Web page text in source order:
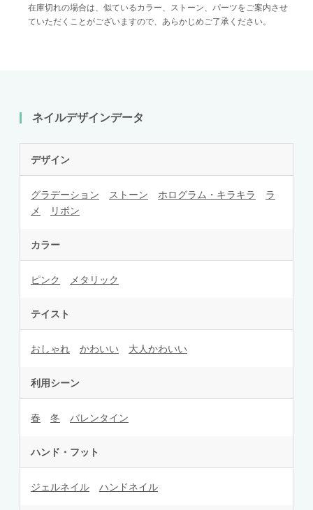
在庫切れの場合は、似ているカラー、ストーン、パーツをご案内させ
ていただくことがございますので、あらかじめご了承ください。
ネイルデザインデータ
デザイン
グラデーション ストーン ホログラム・キラキラ
ラ
メ
リボン
カラー
ピンク メタリック
テイスト
おしゃれ かわいい 大人かわいい
利用シーン
春 冬 バレンタイン
ハンド・フット
ジェルネイル ハンドネイル